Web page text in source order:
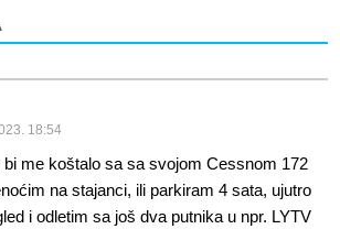
18:54
me koštalo sa sa svojom Cessnom 172
na stajanci, ili parkiram 4 sata, ujutro
i odletim sa još dva putnika u npr. LYTV